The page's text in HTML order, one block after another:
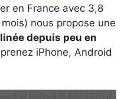
en France avec 3,8
nous propose une
depuis peu en
iPhone, Android